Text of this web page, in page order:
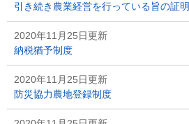
引き続き農業経営を行っている旨の証明
2020年11月25日更新
納税猶予制度
2020年11月25日更新
防災協力農地登録制度